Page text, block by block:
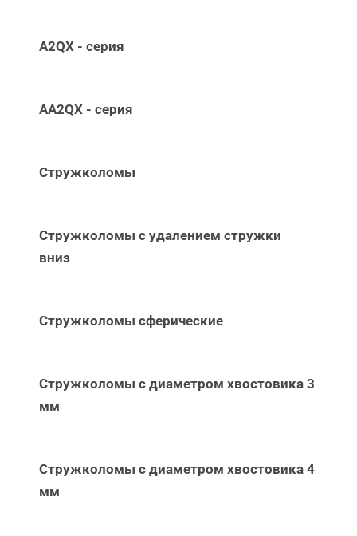
A2QX - серия
AA2QX - серия
Стружколомы
Стружколомы с удалением стружки
вниз
Стружколомы сферические
Стружколомы с диаметром хвостовика 3
мм
Стружколомы с диаметром хвостовика 4
мм